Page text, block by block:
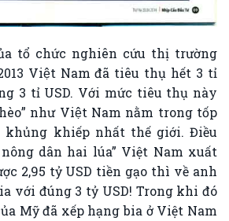
tổ chức nghiên cứu thị trường
Việt Nam đã tiêu thụ hết 3 tỉ
3 tỉ USD. Với mức tiêu thụ này
như Việt Nam nằm trong tốp
khủng khiếp nhất thế giới. Điều
dân hai lúa” Việt Nam xuất
2,95 tỷ USD tiền gạo thì về anh
với đúng 3 tỷ USD! Trong khi đó
Mỹ đã xếp hạng bia ở Việt Nam